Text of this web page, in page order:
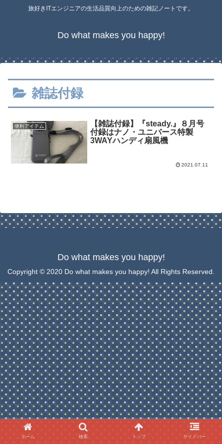
旅好きITエンジニアの生活品質向上のための雑記ノートです。
Do what makes you happy!
雑誌付録
便利アイテム
【雑誌付録】『steady.』８月号
付録はナノ・ユニバース特製
3WAYハンディ扇風機
2021.07.11
Do what makes you happy!
Copyright © 2020 Do what makes you happy! All Rights Reserved.
ホーム 検索 トップ サイドバー